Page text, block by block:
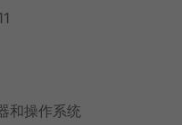
和操作系统